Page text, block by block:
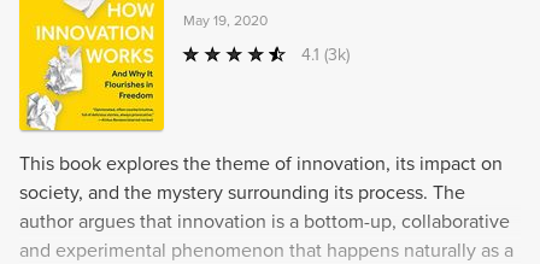
May 19, 2020
4.1 (3k)
This book explores the theme of innovation, its impact on
society, and the mystery surrounding its process. The
author argues that innovation is a bottom-up, collaborative
and experimental phenomenon that happens naturally as a